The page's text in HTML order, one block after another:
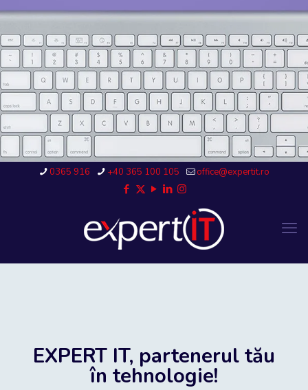
0365 916 +40 365 100 105 office@expertit.ro
EXPERT IT, partenerul tău
în tehnologie!